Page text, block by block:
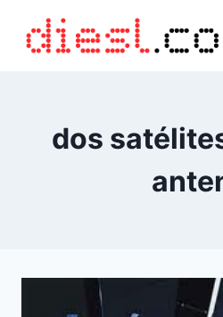
contenido
dos